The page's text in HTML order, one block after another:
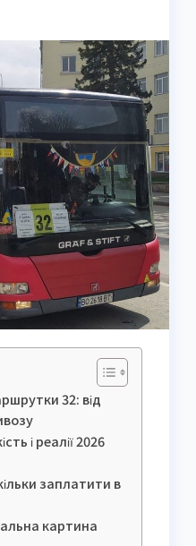
32: від
і реалії 2026
заплатити в
картина